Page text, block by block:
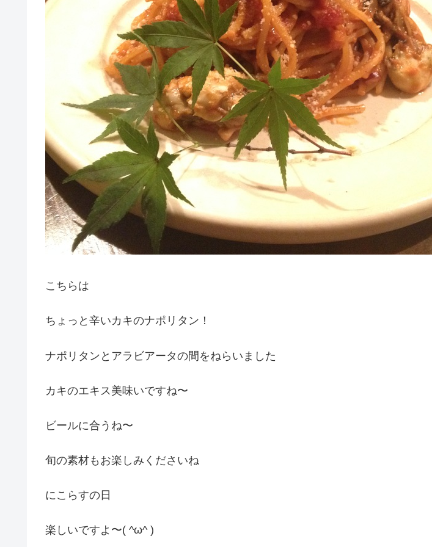
こちらは
ちょっと辛いカキのナポリタン！
ナポリタンとアラビアータの間をねらいました
カキのエキス美味いですね〜
ビールに合うね〜
旬の素材もお楽しみくださいね
にこらすの日
楽しいですよ〜( ^ω^ )